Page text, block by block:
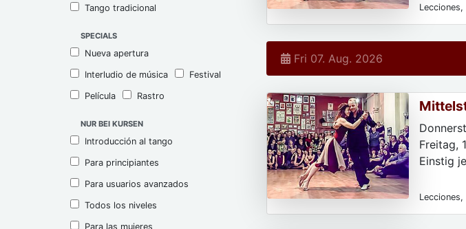
Tango tradicional
SPECIALS
Nueva apertura
Interludio de música Festival
Película Rastro
NUR BEI KURSEN
Introducción al tango
Para principiantes
Para usuarios avanzados
Todos los niveles
Para las mujeres
Fri 07. Aug. 2026
Freitag,
Einstig